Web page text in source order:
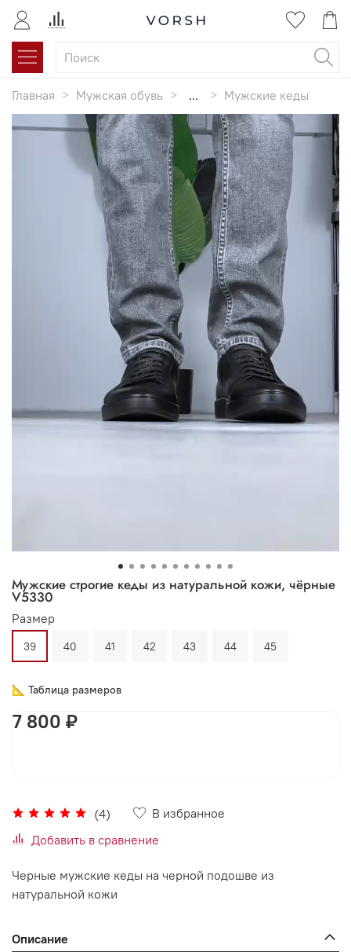
Главная Мужская обувь ... Мужские кеды
Мужские строгие кеды из натуральной кожи, чёрные
V5330
(4)
В избранное
Добавить в сравнение
Размер
39 40 41 42 43 44 45
📐 Таблица размеров
7 800 ₽
Черные мужские кеды на черной подошве из
натуральной кожи
Описание